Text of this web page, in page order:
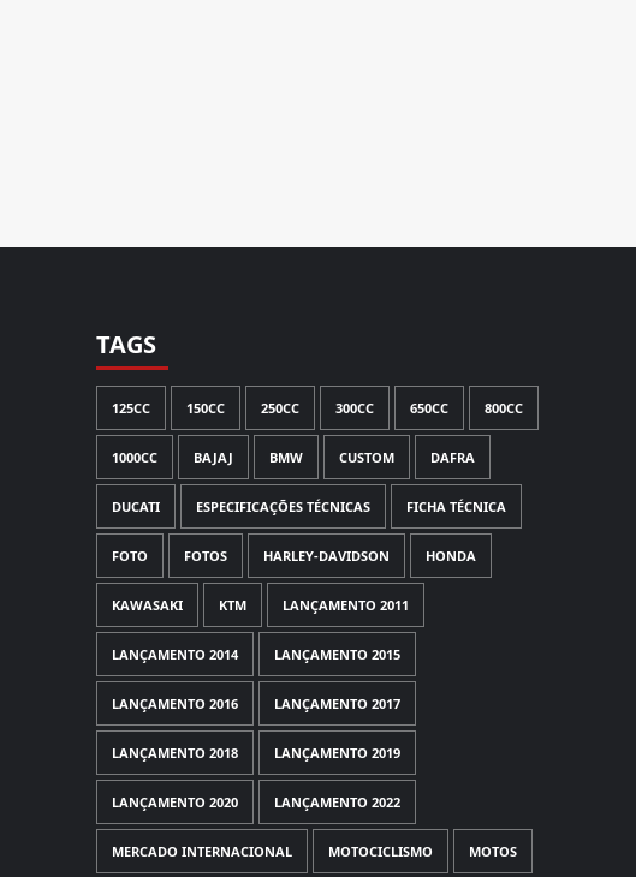
TAGS
125CC 150CC 250CC 300CC 650CC 800CC
1000CC BAJAJ BMW CUSTOM DAFRA
DUCATI ESPECIFICAÇÕES TÉCNICAS FICHA TÉCNICA
FOTO FOTOS HARLEY-DAVIDSON HONDA
KAWASAKI KTM LANÇAMENTO 2011
LANÇAMENTO 2014 LANÇAMENTO 2015
LANÇAMENTO 2016 LANÇAMENTO 2017
LANÇAMENTO 2018 LANÇAMENTO 2019
LANÇAMENTO 2020 LANÇAMENTO 2022
MERCADO INTERNACIONAL MOTOCICLISMO MOTOS